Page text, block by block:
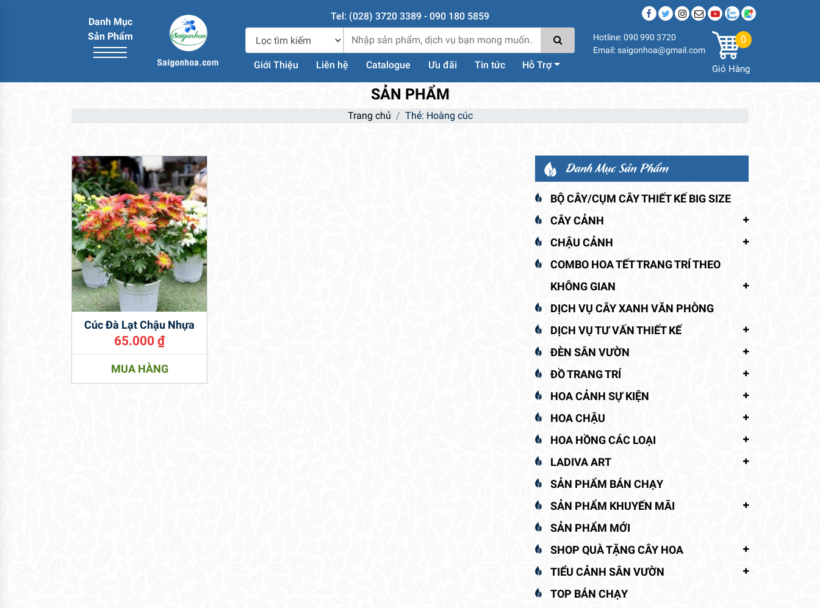
Danh Mục
Sản Phẩm
Tel: (028) 3720 3389 - 090 180 5859
Giới Thiệu Liên hệ Catalogue Ưu đãi Tin tức Hỗ Trợ
Hotline: 090 990 3720
Email: saigonhoa@gmail.com
0
Giỏ Hàng
SẢN PHẨM
Trang chủ Thẻ: Hoàng cúc
Cúc Đà Lạt Chậu Nhựa
65.000₫
MUA HÀNG
Danh Mục Sản Phẩm
BỘ CÂY/CỤM CÂY THIẾT KẾ BIG SIZE
CÂY CẢNH
CHẬU CẢNH
COMBO HOA TẾT TRANG TRÍ THEO
KHÔNG GIAN
DỊCH VỤ CÂY XANH VĂN PHÒNG
DỊCH VỤ TƯ VẤN THIẾT KẾ
ĐÈN SÂN VƯỜN
ĐỒ TRANG TRÍ
HOA CẢNH SỰ KIỆN
HOA CHẬU
HOA HỒNG CÁC LOẠI
LADIVA ART
SẢN PHẨM BÁN CHẠY
SẢN PHẨM KHUYẾN MÃI
SẢN PHẨM MỚI
SHOP QUÀ TẶNG CÂY HOA
TIỂU CẢNH SÂN VƯỜN
TOP BÁN CHẠY